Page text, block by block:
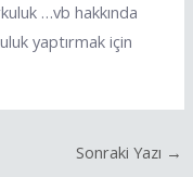
…vb hakkında
yaptırmak için
Sonraki Yazı →